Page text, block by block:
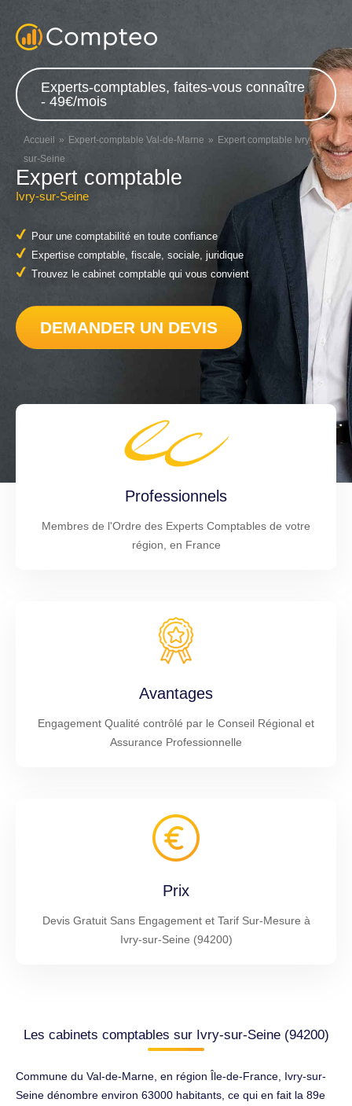
Experts-comptables, faites-vous connaître
- 49€/mois
Accueil Expert-comptable Val-de-Marne
Expert comptable Ivry-
sur-Seine
Expert comptable
Ivry-sur-Seine
Pour une comptabilité en toute confiance
Expertise comptable, fiscale, sociale, juridique
Trouvez le cabinet comptable qui vous convient
DEMANDER UN DEVIS
Professionnels
Membres de l'Ordre des Experts Comptables de votre
région, en France
Avantages
Engagement Qualité contrôlé par le Conseil Régional et
Assurance Professionnelle
Prix
Devis Gratuit Sans Engagement et Tarif Sur-Mesure à
Ivry-sur-Seine (94200)
Les cabinets comptables sur Ivry-sur-Seine (94200)
Commune du Val-de-Marne, en région Île-de-France, Ivry-sur-
Seine dénombre environ 63000 habitants, ce qui en fait la 89e